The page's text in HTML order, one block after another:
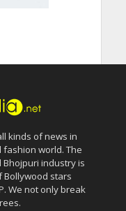
kinds of news in
world. The
Bhojpuri industry is
Bollywood stars
We not only break